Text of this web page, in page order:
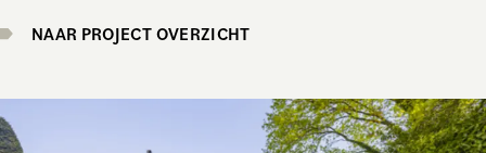
NAAR PROJECT OVERZICHT